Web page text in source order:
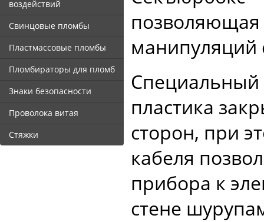
воздействий
Свинцовые пломбы
Пластмассовые пломбы
Пломбираторы для пломб
Знаки безопасности
Проволока витая
Стяжки
манипуляций
Специальный
пластика
сторон, при
кабеля
прибора к
стене